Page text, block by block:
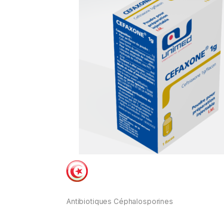
Antibiotiques Céphalosporines